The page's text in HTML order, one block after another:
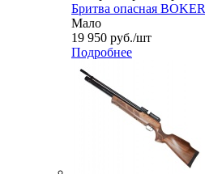
Бритва опасная
Мало
19 950 руб./шт
Подробнее